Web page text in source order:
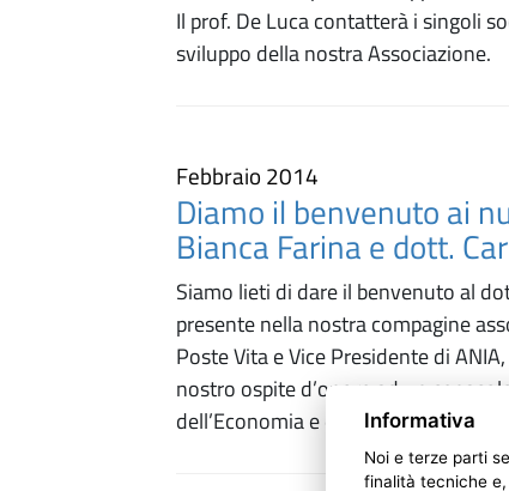
Il prof. De Luca contatterà i singoli
sviluppo della nostra Associazione.
Febbraio 2014
Diamo il benvenuto ai
Bianca Farina e dott.
Siamo lieti di dare il benvenuto al
presente nella nostra compagine
Poste Vita e Vice Presidente di
nostro ospite d’onore ad un
dell’Economia e delle Finanze.
Informativa
Noi e terze parti
finalità tecniche